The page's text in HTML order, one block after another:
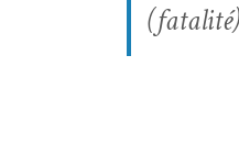
(fatal­ité)